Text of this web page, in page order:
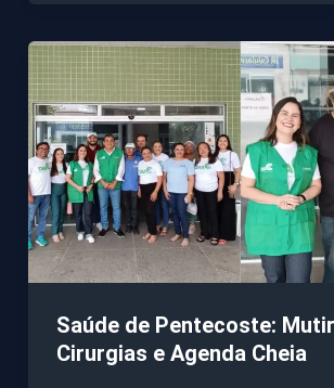
Saúde de Pentecoste:
Cirurgias e Agenda Cheia